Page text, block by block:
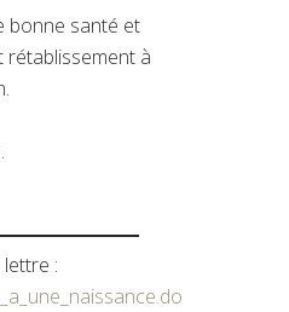
bonne santé et
à
: